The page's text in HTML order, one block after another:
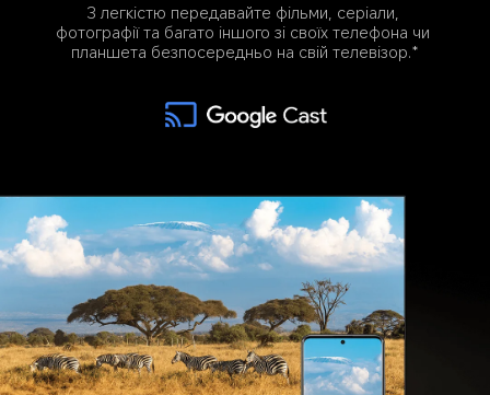
З легкістю передавайте фільми, серіали,
фотографії та багато іншого зі своїх телефона чи
планшета безпосередньо на свій телевізор.*